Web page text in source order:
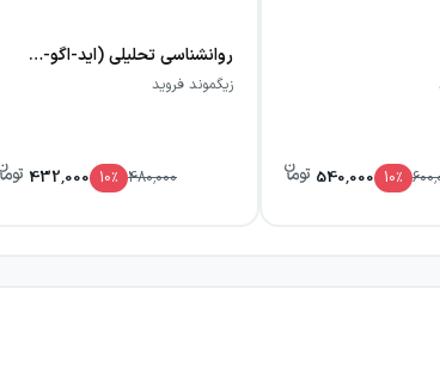
10٪ 540,000
روانشناسی تحلیلی (اید-اگو-سوپر اگو)
زیگموند فروید
480,000
10٪ 432,000